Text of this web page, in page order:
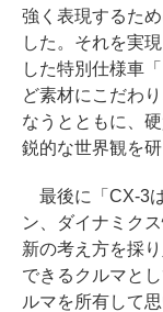
強く表現するた
した。それを実
した特別仕様車
ど素材にこだわ
なうとともに、
鋭的な世界観を
最後に「CX-3
ン、ダイナミク
新の考え方を採
できるクルマと
ルマを所有して